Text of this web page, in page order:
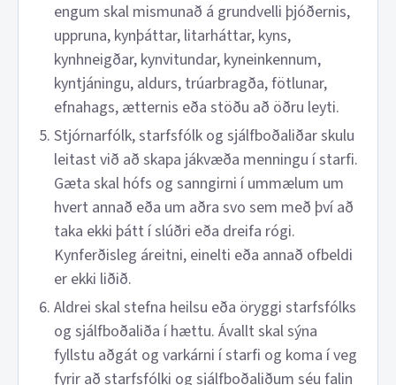
engum skal mismunað á grundvelli þjóðernis,
uppruna, kynþáttar, litarháttar, kyns,
kynhneigðar, kynvitundar, kyneinkennum,
kyntjáningu, aldurs, trúarbragða, fötlunar,
efnahags, ætternis eða stöðu að öðru leyti.
Stjórnarfólk, starfsfólk og sjálfboðaliðar skulu
leitast við að skapa jákvæða menningu í starfi.
Gæta skal hófs og sanngirni í ummælum um
hvert annað eða um aðra svo sem með því að
taka ekki þátt í slúðri eða dreifa rógi.
Kynferðisleg áreitni, einelti eða annað ofbeldi
er ekki liðið.
Aldrei skal stefna heilsu eða öryggi starfsfólks
og sjálfboðaliða í hættu. Ávallt skal sýna
fyllstu aðgát og varkárni í starfi og koma í veg
fyrir að starfsfólki og sjálfboðaliðum séu falin